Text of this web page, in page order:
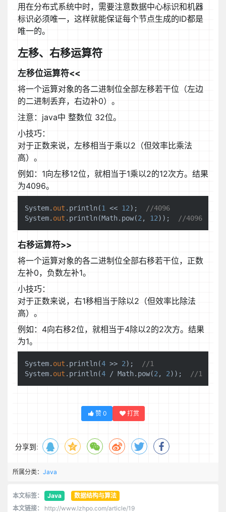
用在分布式系统中时，需要注意数据中心标识和机器
标识必须唯一，这样就能保证每个节点生成的ID都是
唯一的。
左移、右移运算符
左移位运算符<<
将一个运算对象的各二进制位全部左移若干位（左边
的二进制丢弃，右边补0）。
注意：java中 整数位 32位。
小技巧：
对于正数来说，左移相当于乘以2（但效率比乘法
高）。
例如：1向左移12位，就相当于1乘以2的12次方。结果
为4096。
System. out .println(1 << 12);
//4096
System. out .println(Math.pow(2 , 12)); //4096
右移运算符>>
将一个运算对象的各二进制位全部右移若干位，正数
左补0，负数左补1。
小技巧：
对于正数来说，右1移相当于除以2（但效率比除法
高）。
例如：4向右移2位，就相当于4除以2的2次方。结果
为1。
System. out .println(4 >> 2);
//1
System. out .println(4 / Math.pow(2 , 2)); //1
赞 0 打赏
分享到:
所属分类： Java
本文标签： Java
数据结构与算法
本文链接：
http://www.lzhpo.com/article/19